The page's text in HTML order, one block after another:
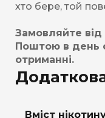
хто бере, той
Замовляйте від
Поштою в день
отриманні.
Вміст